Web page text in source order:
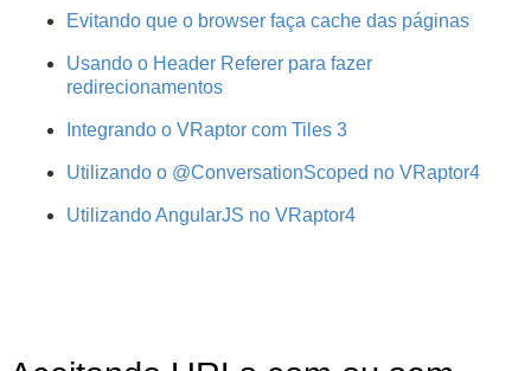
Evitando que o browser faça cache das páginas
Usando o Header Referer para fazer
redirecionamentos
Integrando o VRaptor com Tiles 3
Utilizando o @ConversationScoped no VRaptor4
Utilizando AngularJS no VRaptor4